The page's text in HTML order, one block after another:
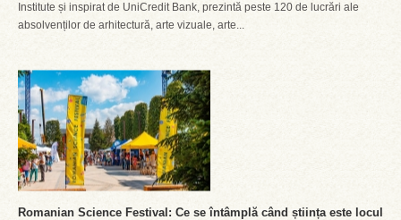
Institute și inspirat de UniCredit Bank, prezintă peste 120 de lucrări ale
absolvenților de arhitectură, arte vizuale, arte...
Romanian Science Festival: Ce se întâmplă când știința este locul